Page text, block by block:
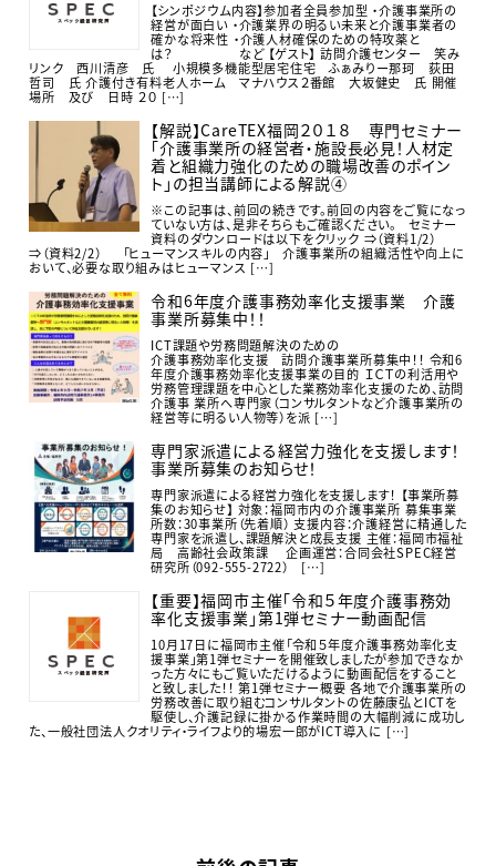
【シンポジウム内容】参加者全員参加型 ・介護事業所の
経営が面白い ・介護業界の明るい未来と介護事業者の
確かな将来性 ・介護人材確保のための特攻薬と
は？ など 【ゲスト】 訪問介護センター 笑み
リンク 西川清彦 氏 小規模多機能型居宅住宅 ふぁみりー那珂 荻田
哲司 氏 介護付き有料老人ホーム マナハウス２番館 大坂健史 氏 開催
場所 及び 日時 ２０ […]
【解説】CareTEX福岡２０１８ 専門セミナー
「介護事業所の経営者・施設長必見！人材定
着と組織力強化のための職場改善のポイン
ト」の担当講師による解説④
※この記事は、前回の続きです。前回の内容をご覧になっ
ていない方は、是非そちらもご確認ください。 セミナー
資料のダウンロードは以下をクリック ⇒（資料1/2）
⇒（資料2/2） 「ヒューマンスキルの内容」 介護事業所の組織活性や向上に
おいて、必要な取り組みはヒューマンス […]
令和6年度介護事務効率化支援事業 介護
事業所募集中！！
ICT課題や労務問題解決のための
介護事務効率化支援 訪問介護事業所募集中！！ 令和6
年度介護事務効率化支援事業の目的 ＩＣＴの利活用や
労務管理課題を中心とした業務効率化支援のため、訪問
介護事 業所へ専門家（コンサルタントなど介護事業所の
経営等に明るい人物等）を派 […]
専門家派遣による経営力強化を支援します！
事業所募集のお知らせ！
専門家派遣による経営力強化を支援します！ 【事業所募
集のお知らせ】 対象：福岡市内の介護事業所 募集事業
所数：30事業所（先着順） 支援内容：介護経営に精通した
専門家を派遣し、課題解決と成長支援 主催：福岡市福祉
局 高齢社会政策課 企画運営：合同会社SPEC経営
研究所（092-555-2722） […]
【重要】福岡市主催「令和５年度介護事務効
率化支援事業」第1弾セミナー動画配信
10月17日に福岡市主催「令和５年度介護事務効率化支
援事業」第1弾セミナーを開催致しましたが参加できなか
った方々にもご覧いただけるように動画配信をすること
と致しました！！ 第1弾セミナー概要 各地で介護事業所の
労務改善に取り組むコンサルタントの佐藤康弘とICTを
駆使し、介護記録に掛かる作業時間の大幅削減に成功し
た、一般社団法人クオリティ・ライフより的場宏一郎がICT導入に […]